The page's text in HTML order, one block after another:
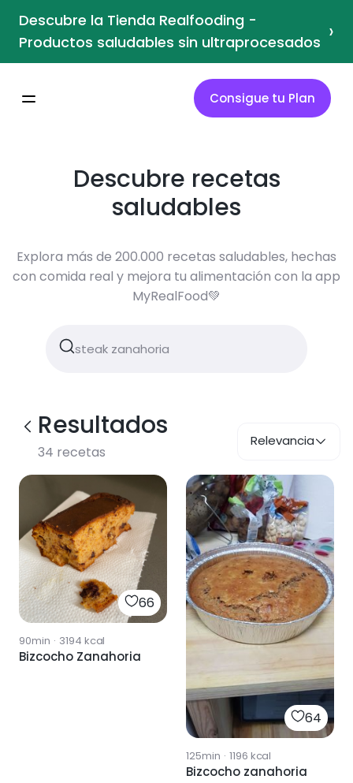
Descubre la Tienda Realfooding -
Productos saludables sin ultraprocesados ›
Consigue tu Plan
Descubre recetas
saludables
Explora más de 200.000 recetas saludables, hechas
con comida real y mejora tu alimentación con la app
MyRealFood💚
Resultados
34 recetas
Relevancia
66
90min · 3194 kcal
Bizcocho Zanahoria
64
125min · 1196 kcal
Bizcocho zanahoria